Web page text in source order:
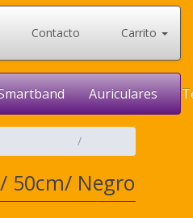
Contacto Carrito
Auriculares
50cm/ Negro